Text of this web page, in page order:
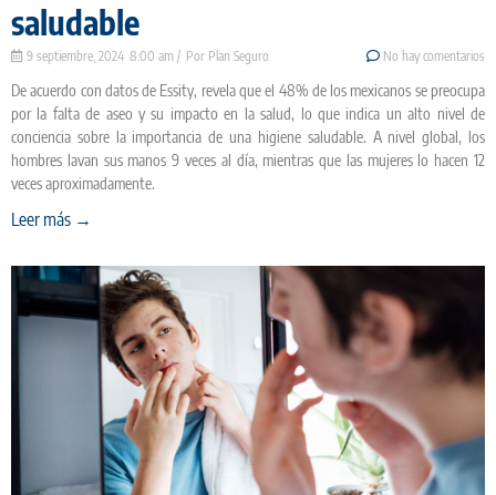
saludable
Plan Seguro
9 septiembre, 2024 8:00 am No hay comentarios
De acuerdo con datos de Essity, revela que el 48% de los mexicanos se preocupa
por la falta de aseo y su impacto en la salud, lo que indica un alto nivel de
conciencia sobre la importancia de una higiene saludable. A nivel global, los
hombres lavan sus manos 9 veces al día, mientras que las mujeres lo hacen 12
veces aproximadamente.
Leer más →